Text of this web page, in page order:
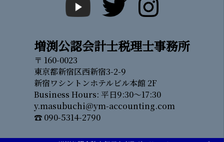
増渕公認会計士税理士事務所
〒 160-0023
東京都新宿区西新宿3-2-9
新宿ワシントンホテルビル本館 2F
Business Hours: 平日9:30～17:30
y.masubuchi@ym-accounting.com
☎ 090-5314-2790